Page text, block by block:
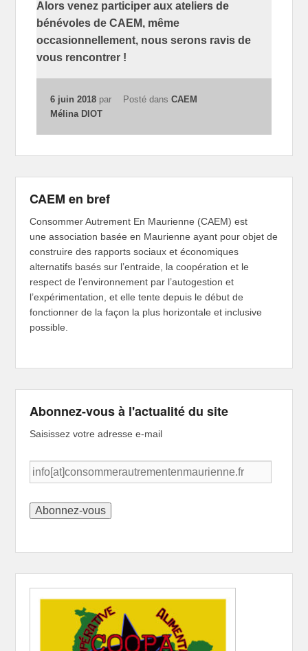
Alors venez participer aux ateliers de
bénévoles de CAEM, même
occasionnellement, nous serons ravis de
vous rencontrer !
6 juin 2018 par
Mélina DIOT
Posté dans CAEM
CAEM en bref
Consommer Autrement En Maurienne (CAEM) est
une association basée en Maurienne ayant pour objet de
construire des rapports sociaux et économiques
alternatifs basés sur l’entraide, la coopération et le
respect de l’environnement par l’autogestion et
l’expérimentation, et elle tente depuis le début de
fonctionner de la façon la plus horizontale et inclusive
possible.
Abonnez-vous à l'actualité du site
Saisissez votre adresse e-mail
info[at]consommerautrementenmaurienne.fr